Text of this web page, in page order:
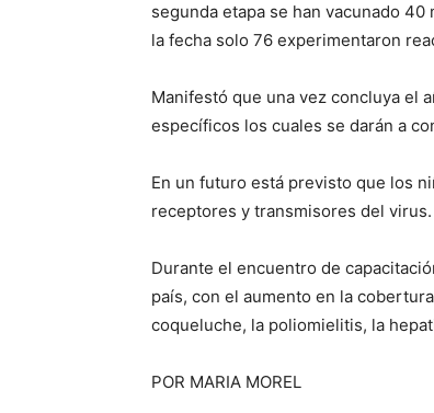
segunda etapa se han vacunado
la fecha solo 76 experimentaron
Manifestó que una vez concluya el
específicos los cuales se darán a
En un futuro está previsto que los
receptores y transmisores del virus.
Durante el encuentro de
país, con el aumento en la
coqueluche, la poliomielitis, la
POR MARIA MOREL